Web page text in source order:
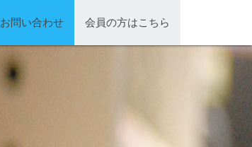
お問い合わせ 会員の方はこちら